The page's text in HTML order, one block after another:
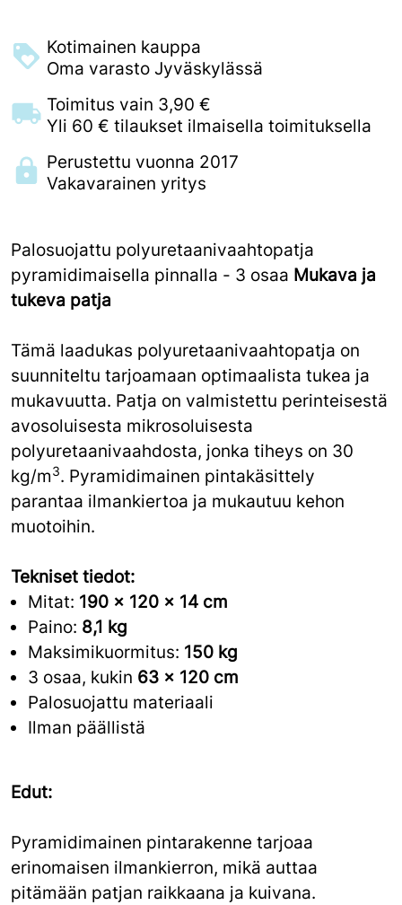
Kotimainen kauppa
Oma varasto Jyväskylässä
Toimitus vain 3,90 €
Yli 60 € tilaukset ilmaisella toimituksella
Perustettu vuonna 2017
Vakavarainen yritys
Palosuojattu polyuretaanivaahtopatja
pyramidimaisella pinnalla - 3 osaa Mukava ja
tukeva patja
Tämä laadukas polyuretaanivaahtopatja on
suunniteltu tarjoamaan optimaalista tukea ja
mukavuutta. Patja on valmistettu perinteisestä
avosoluisesta mikrosoluisesta
polyuretaanivaahdosta, jonka tiheys on 30
kg/m3. Pyramidimainen pintakäsittely
parantaa ilmankiertoa ja mukautuu kehon
muotoihin.
Tekniset tiedot:
Mitat: 190 x 120 x 14 cm
Paino: 8,1 kg
Maksimikuormitus: 150 kg
3 osaa, kukin 63 x 120 cm
Palosuojattu materiaali
Ilman päällistä
Edut:
Pyramidimainen pintarakenne tarjoaa
erinomaisen ilmankierron, mikä auttaa
pitämään patjan raikkaana ja kuivana.